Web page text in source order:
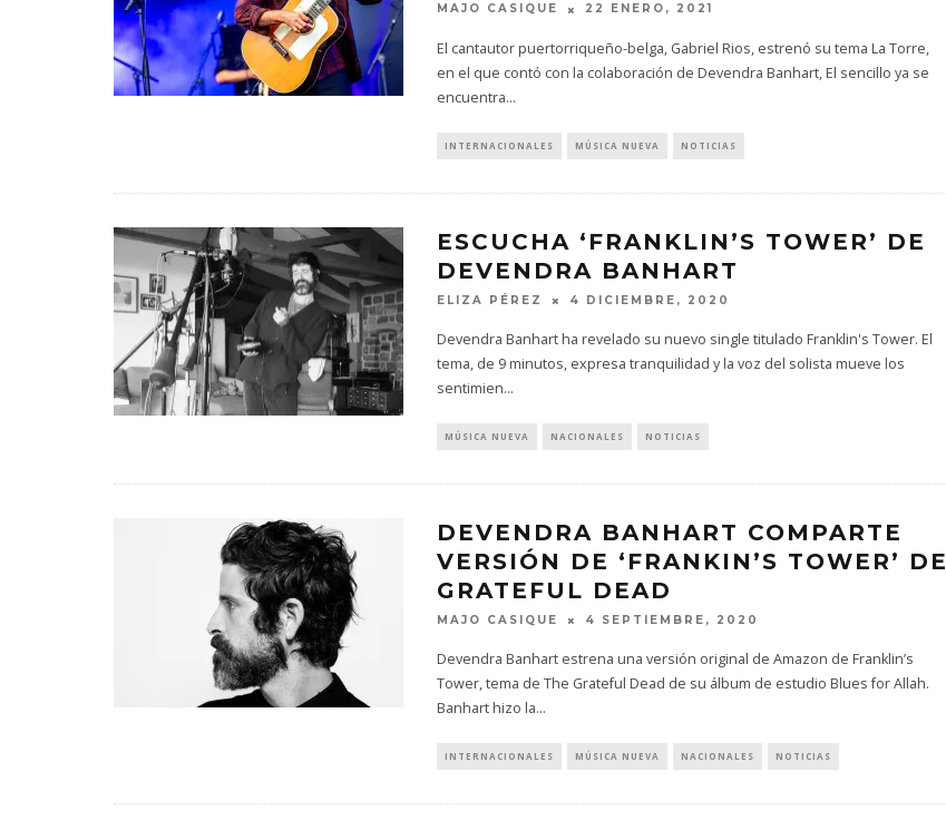
MAJO CASIQUE 22 ENERO, 2021
El cantautor puertorriqueño-belga, Gabriel Rios, estrenó su tema La Torre,
en el que contó con la colaboración de Devendra Banhart, El sencillo ya se
encuentra...
INTERNACIONALES MÚSICA NUEVA NOTICIAS
ESCUCHA ‘FRANKLIN’S TOWER’ DE
DEVENDRA BANHART
ELIZA PÉREZ 4 DICIEMBRE, 2020
Devendra Banhart ha revelado su nuevo single titulado Franklin's Tower. El
tema, de 9 minutos, expresa tranquilidad y la voz del solista mueve los
sentimien...
MÚSICA NUEVA NACIONALES NOTICIAS
DEVENDRA BANHART COMPARTE
VERSIÓN DE ‘FRANKIN’S TOWER’ DE
GRATEFUL DEAD
MAJO CASIQUE 4 SEPTIEMBRE, 2020
Devendra Banhart estrena una versión original de Amazon de Franklin’s
Tower, tema de The Grateful Dead de su álbum de estudio Blues for Allah.
Banhart hizo la...
INTERNACIONALES MÚSICA NUEVA NACIONALES NOTICIAS